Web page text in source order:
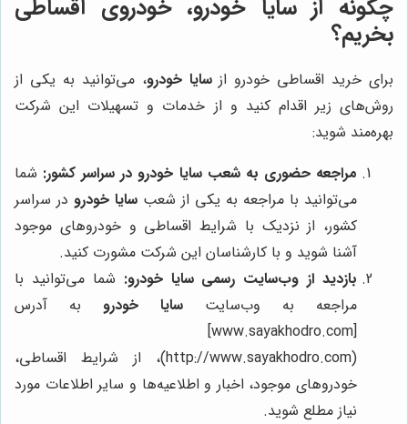
چگونه از سایا خودرو، خودروی اقساطی
بخریم؟
برای خرید اقساطی خودرو ازسایا خودرو، می‌توانید به یکی از
روش‌های زیر اقدام کنید و از خدمات و تسهیلات این شرکت
بهره‌مند شوید:
مراجعه حضوری به شعبسایا خودرو در سراسر کشور: شما
می‌توانید با مراجعه به یکی از شعب سایا خودرو در سراسر
کشور، از نزدیک با شرایط اقساطی و خودروهای موجود
آشنا شوید و با کارشناسان این شرکت مشورت کنید.
بازدید از وب‌سایت رسمیسایا خودرو: شما می‌توانید با
مراجعه به وب‌سایت سایا خودرو به آدرس
[www.sayakhodro.com]
(http://www.sayakhodro.com)، از شرایط اقساطی،
خودروهای موجود، اخبار و اطلاعیه‌ها و سایر اطلاعات مورد
نیاز مطلع شوید.